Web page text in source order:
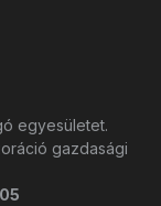
egyesületet.
gazdasági